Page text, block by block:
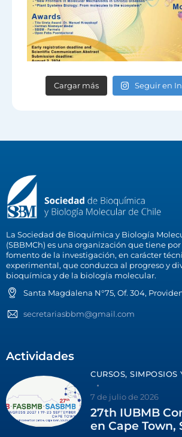
Cargar más Seguir en
La Sociedad de Bioquímica y Biología
(SBBMCh) es una organización que tiene
fomento de la investigación, en carácter
experimental, que conduzca al progreso y
bioquímica y de la biología molecular.
Santa Magdalena N°75, Of. 304,
secretariasbbm@gmail.com
Actividades
CURSOS, SIMPOSIOS
7 de julio de 2026
27th IUBMB
en Cape Town,